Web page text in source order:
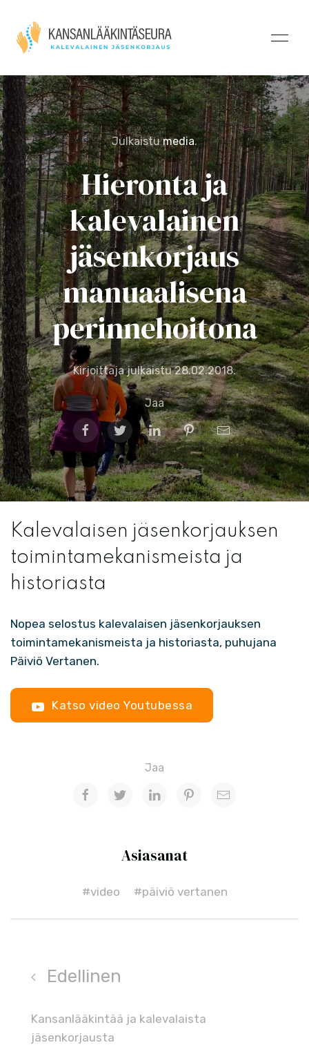
Julkaistumedia.
Hieronta ja
kalevalainen
jäsenkorjaus
manuaalisena
perinnehoitona
Kirjoittaja julkaistu28.02.2018.
Jaa
Kalevalaisen jäsenkorjauksen
toimintamekanismeista ja
historiasta
Nopea selostus kalevalaisen jäsenkorjauksen
toimintamekanismeista ja historiasta, puhujana
Päiviö Vertanen.
Katso video Youtubessa
Jaa
Asiasanat
#video #päiviö vertanen
Edellinen
Kansanlääkintää ja kalevalaista
jäsenkorjausta